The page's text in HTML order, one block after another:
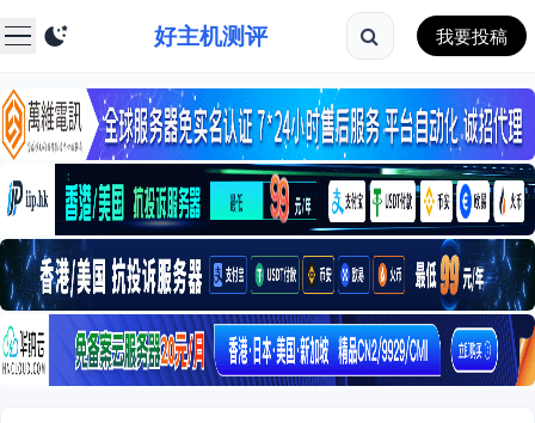
好主机测评 我要投稿